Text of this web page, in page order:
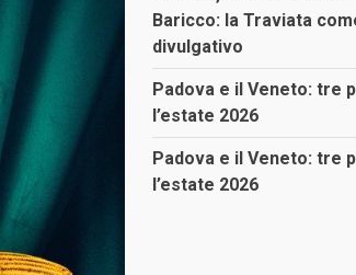
Baricco: la Traviata
divulgativo
Padova e il Veneto: tre
l’estate 2026
Padova e il Veneto: tre
l’estate 2026